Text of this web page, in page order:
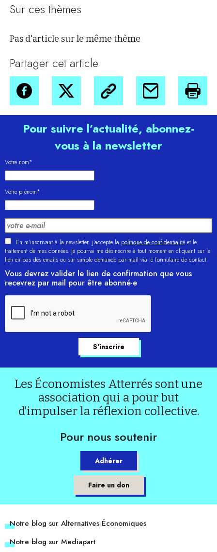
Sur ces thèmes
Pas d'article sur le même thème
Partager cet article
Pour suivre l’actualité, abonnez-
vous à la newsletter
Votre nom*
Votre prénom*
En m'inscrivant à la newsletter, j’accepte la politique de confidentialité et le
traitement de mes données. Je pourrai me désinscrire à tout moment en cliquant sur le
lien en bas des emails ou sur simple demande par mail via le formulaire de contact.
Vous devrez valider le lien de confirmation que vous
recevrez par mail pour être abonné·e
Les Économistes Atterrés sont une
association qui a pour but
d’impulser la réflexion collective.
Pour nous soutenir
Adhérer
Faire un don
Notre blog sur Alternatives Économiques
Notre blog sur Mediapart